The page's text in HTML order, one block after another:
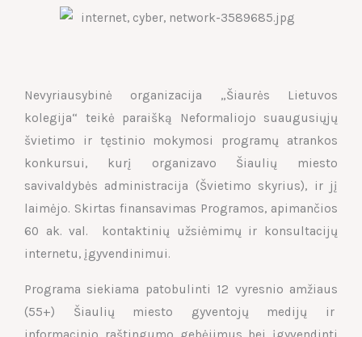
Nevyriausybinė organizacija „Šiaurės Lietuvos
kolegija“ teikė paraišką Neformaliojo suaugusiųjų
švietimo ir tęstinio mokymosi programų atrankos
konkursui, kurį organizavo Šiaulių miesto
savivaldybės administracija (Švietimo skyrius), ir jį
laimėjo. Skirtas finansavimas Programos, apimančios
60 ak. val. kontaktinių užsiėmimų ir konsultacijų
internetu, įgyvendinimui.
Programa siekiama patobulinti 12 vyresnio amžiaus
(55+) Šiaulių miesto gyventojų medijų ir